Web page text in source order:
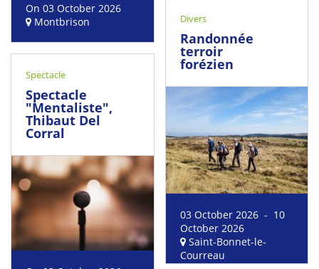
On 03 October 2026
Montbrison
Divers
Randonnée
terroir
forézien
03 October 2026 - 10
October 2026
Saint-Bonnet-le-
Courreau
Spectacle
Spectacle
"Mentaliste",
Thibaut Del
Corral